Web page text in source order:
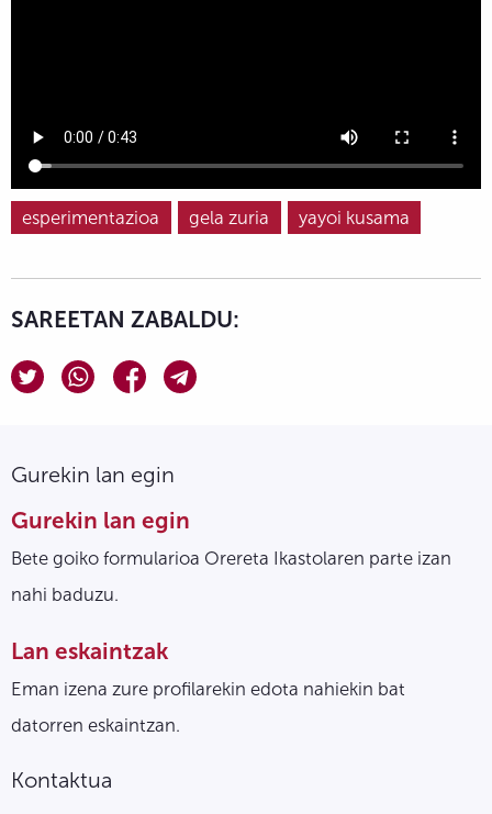
esperimentazioa gela zuria yayoi kusama
SAREETAN ZABALDU:
Gurekin lan egin
Gurekin lan egin
Bete goiko formularioa Orereta Ikastolaren parte izan
nahi baduzu.
Lan eskaintzak
Eman izena zure profilarekin edota nahiekin bat
datorren eskaintzan.
Kontaktua